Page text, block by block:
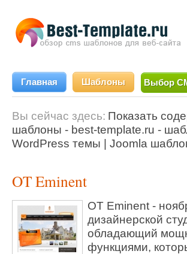
Главная Шаблоны Выбор
Вы сейчас здесь: Показать
шаблоны - best-template.ru -
WordPress темы | Joomla
OT Eminent
OT Eminent -
дизайнерской
обладающий
функциями,